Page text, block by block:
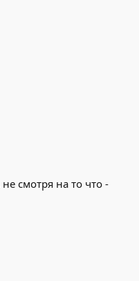
смотря на то что -